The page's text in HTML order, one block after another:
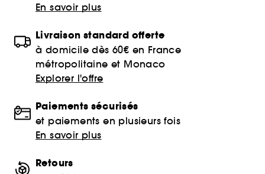
En savoir plus
Livraison standard offerte
à domicile dès 60€ en France
métropolitaine et Monaco
Explorer l'offre
Paiements sécurisés
et paiements en plusieurs fois
En savoir plus
Retours